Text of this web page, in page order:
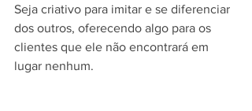
Seja criativo para imitar e se diferenciar
dos outros, oferecendo algo para os
clientes que ele não encontrará em
lugar nenhum.